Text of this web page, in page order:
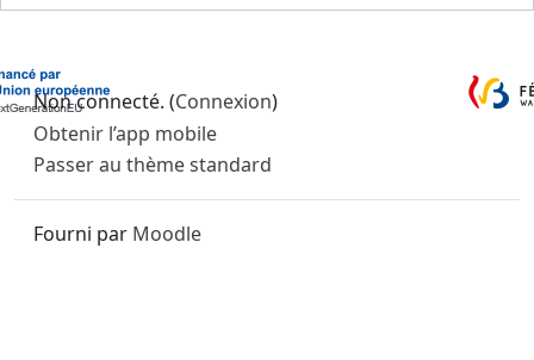
Non connecté. (Connexion)
Obtenir l’app mobile
Passer au thème standard
Fourni par Moodle